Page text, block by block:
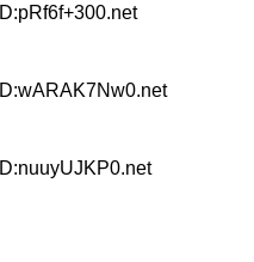
ID:pRf6f+300.net
ID:wARAK7Nw0.net
ID:nuuyUJKP0.net